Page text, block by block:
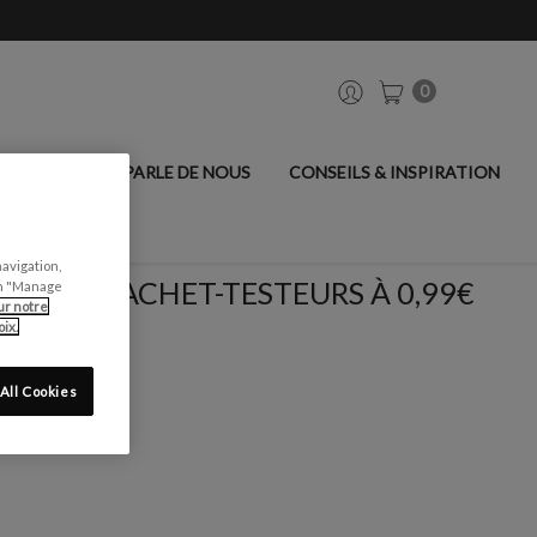
0
ON PARLE DE NOUS CONSEILS & INSPIRATION
SACHET-TESTEURS À 0,99€
"Manage
notre
Cookies